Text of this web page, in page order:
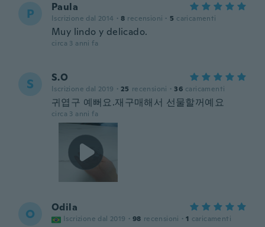
P Paula
Iscrizione dal 2014 · 8 recensioni · 5 caricamenti
Muy lindo y delicado.
circa 3 anni fa
S S.O
Iscrizione dal 2019 · 25 recensioni · 36 caricamenti
귀엽구 예뻐요.재구매해서 선물할꺼예요
circa 3 anni fa
O Odila
Iscrizione dal 2019 · 98 recensioni · 1 caricamenti